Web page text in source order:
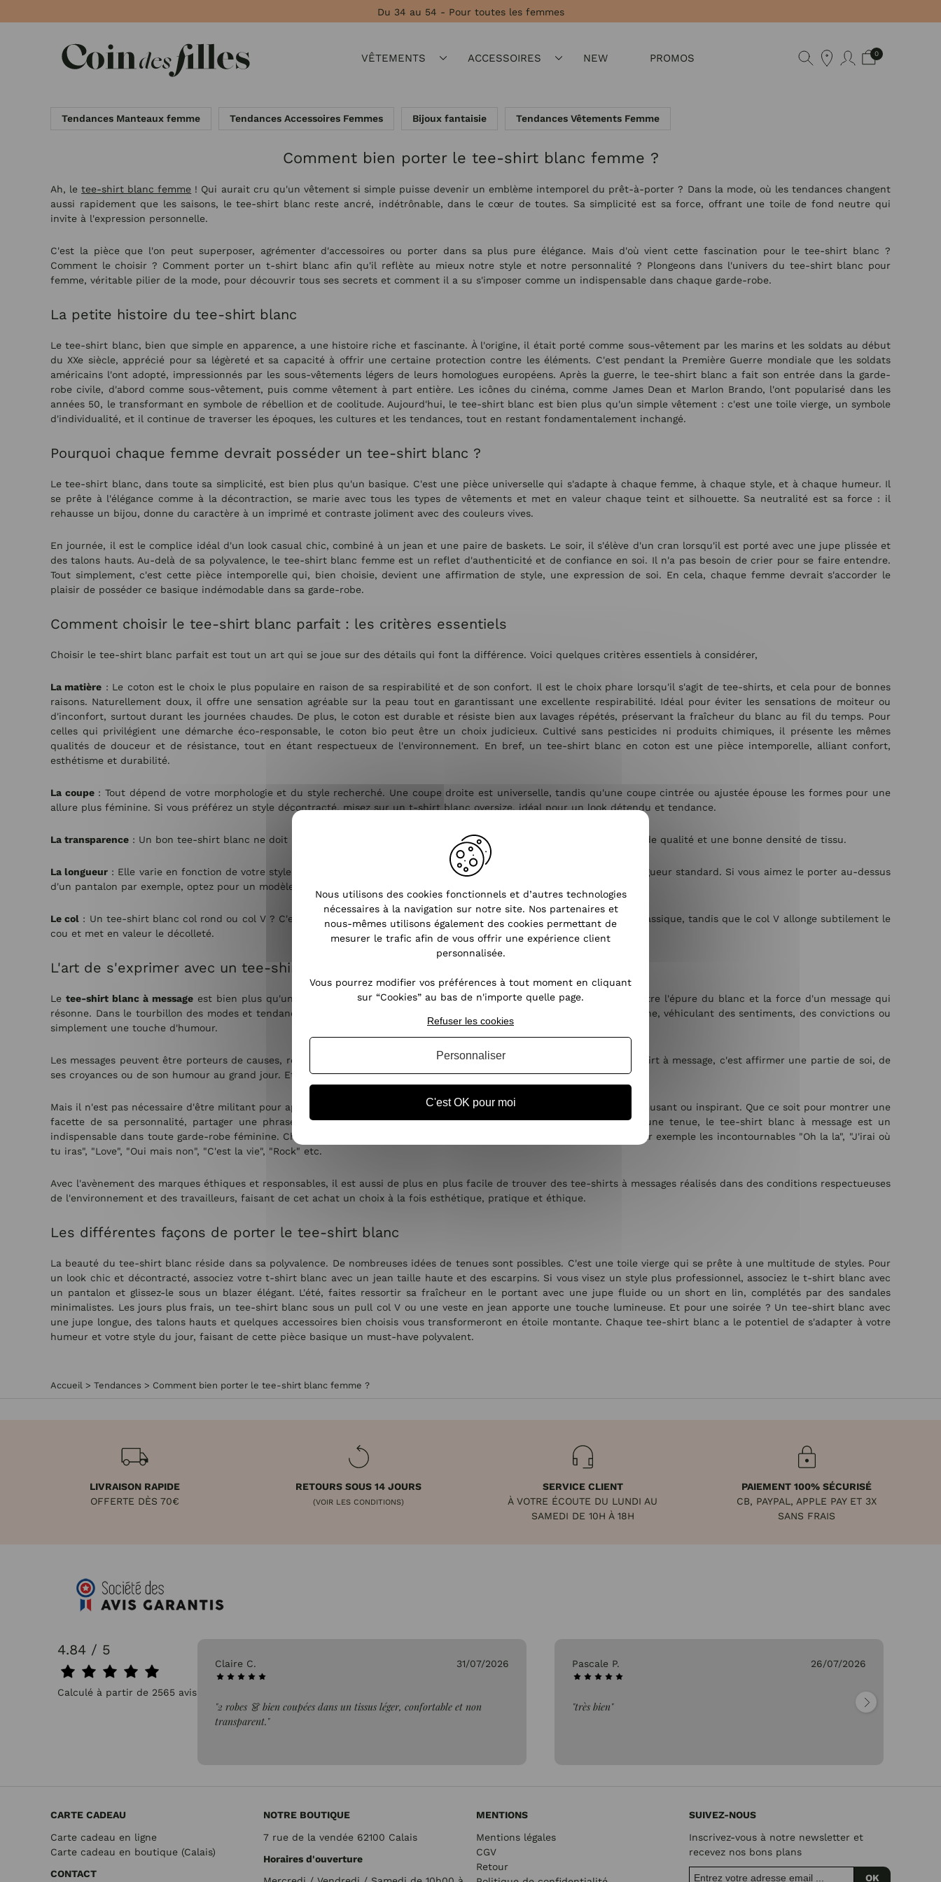
Du 34 au 54 - Pour toutes les femmes
VÊTEMENTS ACCESSOIRES NEW PROMOS 0
Tendances Manteaux femme Tendances Accessoires Femmes Bijoux fantaisie Tendances Vêtements Femme
Comment bien porter le tee-shirt blanc femme ?
Ah, letee-shirt blanc femme ! Qui aurait cru qu'un vêtement si simple puisse devenir un emblème intemporel du prêt-à-porter ? Dans la mode, où les tendances changent
aussi rapidement que les saisons, le tee-shirt blanc reste ancré, indétrônable, dans le cœur de toutes. Sa simplicité est sa force, offrant une toile de fond neutre qui
invite à l'expression personnelle.
C'est la pièce que l'on peut superposer, agrémenter d'accessoires ou porter dans sa plus pure élégance. Mais d'où vient cette fascination pour le tee-shirt blanc ?
Comment le choisir ? Comment porter un t-shirt blanc afin qu'il reflète au mieux notre style et notre personnalité ? Plongeons dans l'univers du tee-shirt blanc pour
femme, véritable pilier de la mode, pour découvrir tous ses secrets et comment il a su s'imposer comme un indispensable dans chaque garde-robe.
La petite histoire du tee-shirt blanc
Le tee-shirt blanc, bien que simple en apparence, a une histoire riche et fascinante. À l'origine, il était porté comme sous-vêtement par les marins et les soldats au début
du XXe siècle, apprécié pour sa légèreté et sa capacité à offrir une certaine protection contre les éléments. C'est pendant la Première Guerre mondiale que les soldats
américains l'ont adopté, impressionnés par les sous-vêtements légers de leurs homologues européens. Après la guerre, le tee-shirt blanc a fait son entrée dans la garde-
robe civile, d'abord comme sous-vêtement, puis comme vêtement à part entière. Les icônes du cinéma, comme James Dean et Marlon Brando, l'ont popularisé dans les
années 50, le transformant en symbole de rébellion et de coolitude. Aujourd'hui, le tee-shirt blanc est bien plus qu'un simple vêtement : c'est une toile vierge, un symbole
d'individualité, et il continue de traverser les époques, les cultures et les tendances, tout en restant fondamentalement inchangé.
Pourquoi chaque femme devrait posséder un tee-shirt blanc ?
Le tee-shirt blanc, dans toute sa simplicité, est bien plus qu'un basique. C'est une pièce universelle qui s'adapte à chaque femme, à chaque style, et à chaque humeur. Il
se prête à l'élégance comme à la décontraction, se marie avec tous les types de vêtements et met en valeur chaque teint et silhouette. Sa neutralité est sa force : il
rehausse un bijou, donne du caractère à un imprimé et contraste joliment avec des couleurs vives.
En journée, il est le complice idéal d'un look casual chic, combiné à un jean et une paire de baskets. Le soir, il s'élève d'un cran lorsqu'il est porté avec une jupe plissée et
des talons hauts. Au-delà de sa polyvalence, le tee-shirt blanc femme est un reflet d'authenticité et de confiance en soi. Il n'a pas besoin de crier pour se faire entendre.
Tout simplement, c'est cette pièce intemporelle qui, bien choisie, devient une affirmation de style, une expression de soi. En cela, chaque femme devrait s'accorder le
plaisir de posséder ce basique indémodable dans sa garde-robe.
Comment choisir le tee-shirt blanc parfait : les critères essentiels
Choisir le tee-shirt blanc parfait est tout un art qui se joue sur des détails qui font la différence. Voici quelques critères essentiels à considérer,
La matière : Le coton est le choix le plus populaire en raison de sa respirabilité et de son confort. Il est le choix phare lorsqu'il s'agit de tee-shirts, et cela pour de bonnes
raisons. Naturellement doux, il offre une sensation agréable sur la peau tout en garantissant une excellente respirabilité. Idéal pour éviter les sensations de moiteur ou
d'inconfort, surtout durant les journées chaudes. De plus, le coton est durable et résiste bien aux lavages répétés, préservant la fraîcheur du blanc au fil du temps. Pour
celles qui privilégient une démarche éco-responsable, le coton bio peut être un choix judicieux. Cultivé sans pesticides ni produits chimiques, il présente les mêmes
qualités de douceur et de résistance, tout en étant respectueux de l'environnement. En bref, un tee-shirt blanc en coton est une pièce intemporelle, alliant confort,
esthétisme et durabilité.
La coupe: Tout dépend de votre morphologie et du style recherché. Une coupe droite est universelle, tandis qu'une coupe cintrée ou ajustée épouse les formes pour une
allure plus féminine. Si vous préférez un style décontracté, misez sur un t-shirt blanc oversize, idéal pour un look détendu et tendance.
La transparence : Un bon tee-shirt blanc ne doit pas être trop transparent. Pour éviter cet écueil, misez sur une matière de qualité et une bonne densité de tissu.
La longueur : Elle varie en fonction de votre style. Pour un porté rentré dans un pantalon ou une jupe, privilégiez une longueur standard. Si vous aimez le porter au-dessus
d'un pantalon par exemple, optez pour un modèle un peu plus long.
Le col : Un tee-shirt blanc col rond ou col V ? C'est avant tout une question de préférence. Le col rond offre un rendu classique, tandis que le col V allonge subtilement le
cou et met en valeur le décolleté.
L'art de s'exprimer avec un tee-shirt blanc à message
Letee-shirt blanc à message est bien plus qu'un simple vêtement : c'est une déclaration. C'est la parfaite harmonie entre l'épure du blanc et la force d'un message qui
résonne. Dans le tourbillon des modes et tendances, le tee-shirt à message demeure, ancré dans la culture contemporaine, véhiculant des sentiments, des convictions ou
simplement une touche d'humour.
Les messages peuvent être porteurs de causes, reflétant des revendications personnelles. Le simple fait de porter le t-shirt à message, c'est affirmer une partie de soi, de
ses croyances ou de son humour au grand jour. Et le blanc, dans sa neutralité, met en avant ce message sans le distraire.
Mais il n'est pas nécessaire d'être militant pour apprécier la beauté et la simplicité d'un tee-shirt blanc avec un slogan amusant ou inspirant. Que ce soit pour montrer une
facette de sa personnalité, partager une phrase qui nous inspire ou simplement pour ajouter une touche stylée à une tenue, le tee-shirt blanc à message est un
indispensable dans toute garde-robe féminine. Chez Coindesfilles, le choix ne manque pas en terme de messages avec par exemple les incontournables "Oh la la", "J'irai où
tu iras", "Love", "Oui mais non", "C'est la vie", "Rock" etc.
Avec l'avènement des marques éthiques et responsables, il est aussi de plus en plus facile de trouver des tee-shirts à messages réalisés dans des conditions respectueuses
de l'environnement et des travailleurs, faisant de cet achat un choix à la fois esthétique, pratique et éthique.
Les différentes façons de porter le tee-shirt blanc
La beauté du tee-shirt blanc réside dans sa polyvalence. De nombreuses idées de tenues sont possibles. C'est une toile vierge qui se prête à une multitude de styles. Pour
un look chic et décontracté, associez votre t-shirt blanc avec un jean taille haute et des escarpins. Si vous visez un style plus professionnel, associez le t-shirt blanc avec
un pantalon et glissez-le sous un blazer élégant. L'été, faites ressortir sa fraîcheur en le portant avec une jupe fluide ou un short en lin, complétés par des sandales
minimalistes. Les jours plus frais, un tee-shirt blanc sous un pull col V ou une veste en jean apporte une touche lumineuse. Et pour une soirée ? Un tee-shirt blanc avec
une jupe longue, des talons hauts et quelques accessoires bien choisis vous transformeront en étoile montante. Chaque tee-shirt blanc a le potentiel de s'adapter à votre
humeur et votre style du jour, faisant de cette pièce basique un must-have polyvalent.
Accueil > Tendances > Comment bien porter le tee-shirt blanc femme ?
LIVRAISON RAPIDE
OFFERTE DÈS 70€
RETOURS SOUS 14 JOURS
(VOIR LES CONDITIONS)
SERVICE CLIENT
À VOTRE ÉCOUTE DU LUNDI AU
SAMEDI DE 10H À 18H
PAIEMENT 100% SÉCURISÉ
CB, PAYPAL, APPLE PAY ET 3X
SANS FRAIS
4.84 / 5
Calculé à partir de 2565 avis.
31/07/2026 Claire C. 31/07/2026
"2 robes 👗 bien coupées dans un tissus léger, confortable et non
transparent."
Pascale P. 26/07/2026
"très bien"
CARTE CADEAU
Carte cadeau en ligne
Carte cadeau en boutique (Calais)
CONTACT
NOTRE BOUTIQUE
7 rue de la vendée 62100 Calais
Horaires d'ouverture
MENTIONS
Mentions légales
CGV
Retour
SUIVEZ-NOUS
Inscrivez-vous à notre newsletter et
recevez nos bons plans
OK
Nous utilisons des cookies fonctionnels et d’autres technologies
nécessaires à la navigation sur notre site. Nos partenaires et
nous-mêmes utilisons également des cookies permettant de
mesurer le trafic afin de vous offrir une expérience client
personnalisée.
Vous pourrez modifier vos préférences à tout moment en cliquant
sur “Cookies” au bas de n'importe quelle page.
C'est OK pour moi
Refuser les cookies
Personnaliser